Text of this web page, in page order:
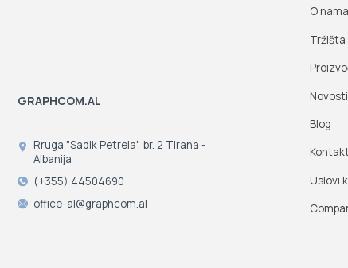
GRAPHCOM.AL
Rruga "Sadik Petrela", br. 2 Tirana -
Albanija
(+355) 44504690
office-al@graphcom.al
O nama
Tržišta
Novosti
Blog
Uslovi